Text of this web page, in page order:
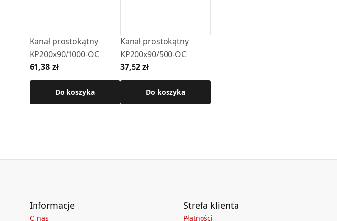
Kanał prostokątny
KP200x90/1000-OC
61,38 zł
Do koszyka
Kanał prostokątny
KP200x90/500-OC
37,52 zł
Do koszyka
Informacje
O nas
Strefa klienta
Płatności